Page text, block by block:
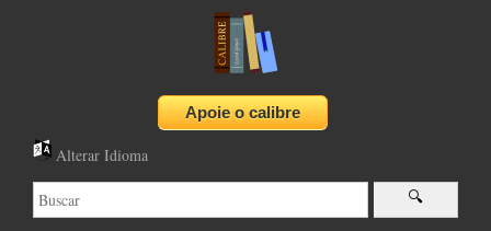
Alterar Idioma